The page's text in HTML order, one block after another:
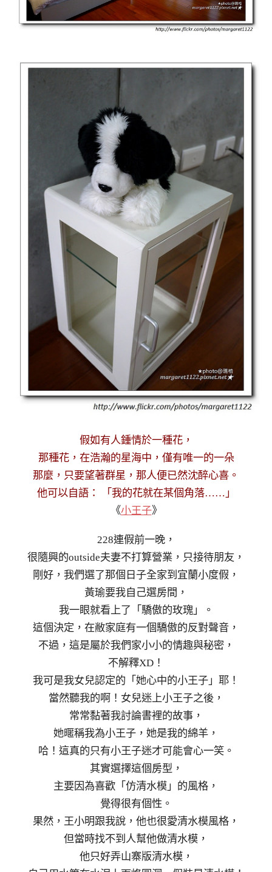
假如有人鍾情於一種花，
那種花，在浩瀚的星海中，僅有唯一的一朵
那麼，只要望著群星，那人便已然沈醉心喜。
他可以自語： 「我的花就在某個角落……」
《小王子》
228連假前一晚，
很隨興的outside夫妻不打算營業，只接待朋友，
剛好，我們選了那個日子全家到宜蘭小度假，
黃瑜要我自己選房間，
我一眼就看上了「驕傲的玫瑰」。
這個決定，在敝家庭有一個驕傲的反對聲音，
不過，這是屬於我們家小小的情趣與秘密，
不解釋XD！
我可是我女兒認定的「她心中的小王子」耶！
當然聽我的啊！女兒迷上小王子之後，
常常黏著我討論書裡的故事，
她暱稱我為小王子，她是我的綿羊，
哈！這真的只有小王子迷才可能會心一笑。
其實選擇這個房型，
主要因為喜歡「仿清水模」的風格，
覺得很有個性。
果然，王小明跟我說，他也很愛清水模風格，
但當時找不到人幫他做清水模，
他只好弄山寨版清水模，